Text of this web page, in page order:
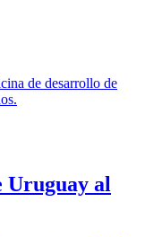
de desarrollo de
Uruguay al